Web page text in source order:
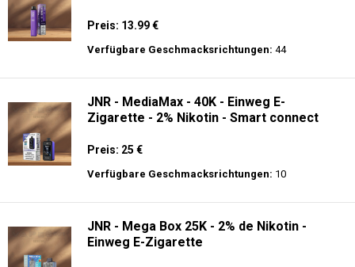
Preis: 13.99 €
Verfügbare Geschmacksrichtungen: 44
JNR - MediaMax - 40K - Einweg E-
Zigarette - 2% Nikotin - Smart connect
Preis: 25 €
Verfügbare Geschmacksrichtungen: 10
JNR - Mega Box 25K - 2% de Nikotin -
Einweg E-Zigarette